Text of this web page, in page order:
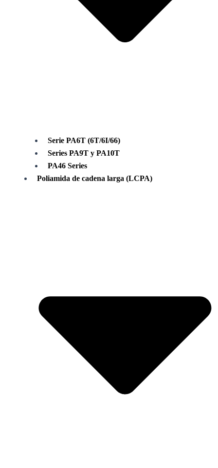
Serie PA6T (6T/6I/66)
Series PA9T y PA10T
PA46 Series
Poliamida de cadena larga (LCPA)